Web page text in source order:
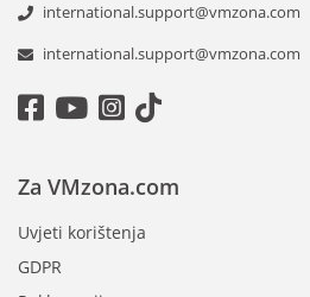
international.support@vmzona.com
international.support@vmzona.com
Za VMzona.com
Uvjeti korištenja
GDPR